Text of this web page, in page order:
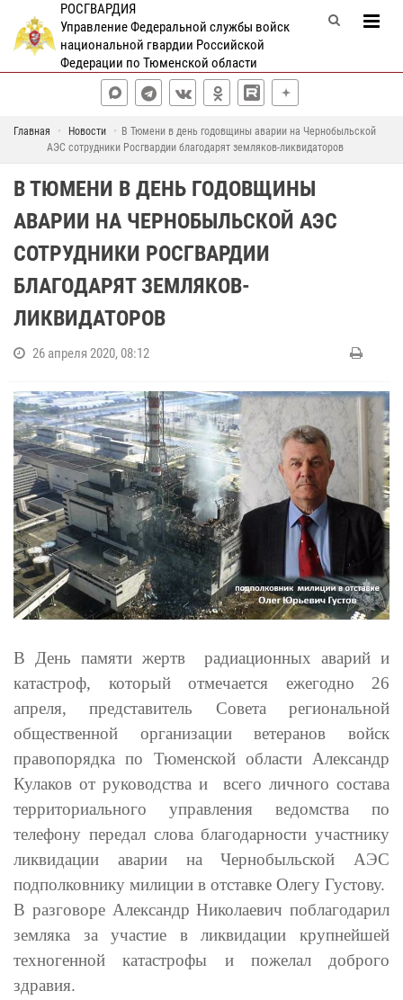
РОСГВАРДИЯ
Управление Федеральной службы войск
национальной гвардии Российской
Федерации по Тюменской области
Главная Новости
В Тюмени в день годовщины аварии на Чернобыльской
АЭС сотрудники Росгвардии благодарят земляков-ликвидаторов
В ТЮМЕНИ В ДЕНЬ ГОДОВЩИНЫ
АВАРИИ НА ЧЕРНОБЫЛЬСКОЙ АЭС
СОТРУДНИКИ РОСГВАРДИИ
БЛАГОДАРЯТ ЗЕМЛЯКОВ-
ЛИКВИДАТОРОВ
26 апреля 2020, 08:12
В День памяти жертв радиационных аварий и
катастроф, который отмечается ежегодно 26
апреля,представитель Совета региональной
общественной организации ветеранов войск
правопорядка по Тюменской областиАлександр
Кулаков от руководства и всего личного состава
территориального управления ведомства по
телефону передал слова благодарности участнику
ликвидации аварии на Чернобыльской АЭС
подполковнику милиции в отставке Олегу Густову.
В разговоре Александр Николаевич поблагодарил
земляка за участие в ликвидации крупнейшей
техногенной катастрофы и пожелал доброго
здравия.